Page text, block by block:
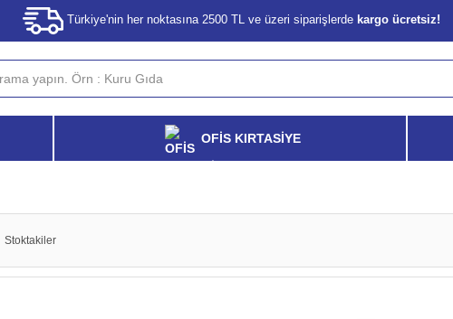
Türkiye'nin her noktasına 2500 TL ve üzeri siparişlerde kargo ücretsiz!
OFİS KIRTASİYE
Stoktakiler